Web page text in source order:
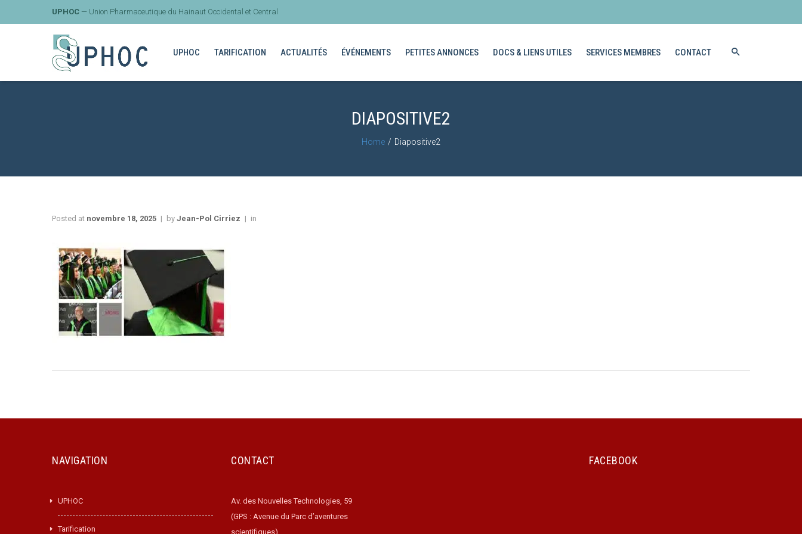
UPHOC — Union Pharmaceutique du Hainaut Occidental et Central
UPHOC TARIFICATION ACTUALITÉS ÉVÉNEMENTS PETITES ANNONCES DOCS & LIENS UTILES SERVICES MEMBRES CONTACT
DIAPOSITIVE2
Home Diapositive2
Posted at novembre 18, 2025 by Jean-Pol Cirriez in
NAVIGATION
UPHOC
Tarification
CONTACT
Av. des Nouvelles Technologies, 59
(GPS : Avenue du Parc d’aventures
scientifiques)
FACEBOOK